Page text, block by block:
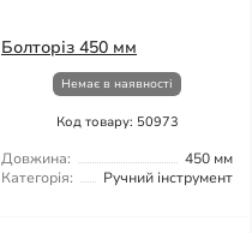
Болторіз 450 мм
Немає в наявності
Код товару: 50973
Довжина:
450 мм
Категорія:
Ручний інструмент